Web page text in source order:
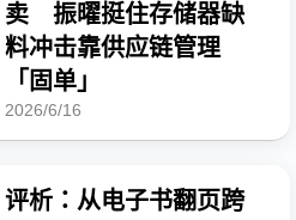
卖 振曜挺住存储器缺
料冲击靠供应链管理
「固单」
2026/6/16
评析：从电子书翻页跨